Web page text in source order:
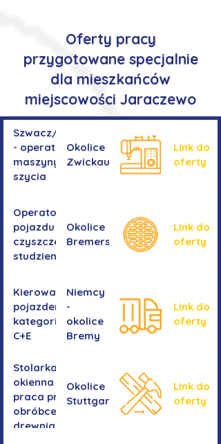
Oferty pracy
przygotowane specjalnie
dla mieszkańców
miejscowości Jaraczewo
Szwacz/Szwaczka
- operator
maszyny do
szycia
Okolice
Zwickau
Link do
oferty
Operator/operatorka
pojazdu do
czyszczenia
studzienek
Okolice
Bremershaven
Link do
oferty
Kierowanie
pojazdem
kategorii
C+E
Niemcy
-
okolice
Bremy
Link do
oferty
Stolarka
okienna -
praca przy
obróbce
drewnianych
Okolice
Stuttgartu
Link do
oferty